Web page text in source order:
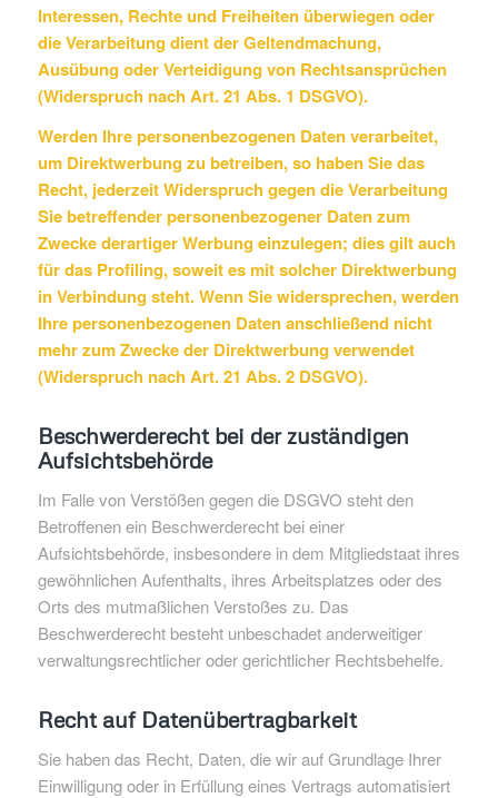
Interessen, Rechte und Freiheiten überwiegen oder
die Verarbeitung dient der Geltendmachung,
Ausübung oder Verteidigung von Rechtsansprüchen
(Widerspruch nach Art. 21 Abs. 1 DSGVO).
Werden Ihre personenbezogenen Daten verarbeitet,
um Direktwerbung zu betreiben, so haben Sie das
Recht, jederzeit Widerspruch gegen die Verarbeitung
Sie betreffender personenbezogener Daten zum
Zwecke derartiger Werbung einzulegen; dies gilt auch
für das Profiling, soweit es mit solcher Direktwerbung
in Verbindung steht. Wenn Sie widersprechen, werden
Ihre personenbezogenen Daten anschließend nicht
mehr zum Zwecke der Direktwerbung verwendet
(Widerspruch nach Art. 21 Abs. 2 DSGVO).
Beschwerderecht bei der zuständigen
Aufsichtsbehörde
Im Falle von Verstößen gegen die DSGVO steht den
Betroffenen ein Beschwerderecht bei einer
Aufsichtsbehörde, insbesondere in dem Mitgliedstaat ihres
gewöhnlichen Aufenthalts, ihres Arbeitsplatzes oder des
Orts des mutmaßlichen Verstoßes zu. Das
Beschwerderecht besteht unbeschadet anderweitiger
verwaltungsrechtlicher oder gerichtlicher Rechtsbehelfe.
Recht auf Datenübertragbarkeit
Sie haben das Recht, Daten, die wir auf Grundlage Ihrer
Einwilligung oder in Erfüllung eines Vertrags automatisiert